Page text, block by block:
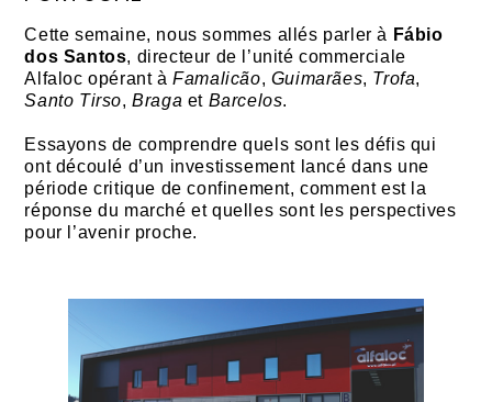
Cette semaine, nous sommes allés parler à Fábio
dos Santos, directeur de l’unité commerciale
Alfaloc opérant àFamalicão, Guimarães, Trofa,
Santo Tirso, Braga et Barcelos.
Essayons de comprendre quels sont les défis qui
ont découlé d’un investissement lancé dans une
période critique de confinement, comment est la
réponse du marché et quelles sont les perspectives
pour l’avenir proche.